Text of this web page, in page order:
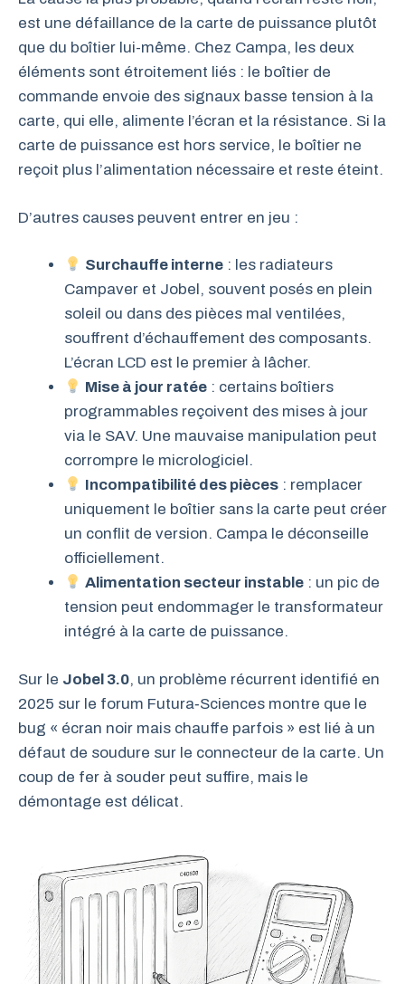
est une défaillance de la carte de puissance plutôt
que du boîtier lui-même. Chez Campa, les deux
éléments sont étroitement liés : le boîtier de
commande envoie des signaux basse tension à la
carte, qui elle, alimente l’écran et la résistance. Si la
carte de puissance est hors service, le boîtier ne
reçoit plus l’alimentation nécessaire et reste éteint.
D’autres causes peuvent entrer en jeu :
Surchauffe interne : les radiateurs
Campaver et Jobel, souvent posés en plein
soleil ou dans des pièces mal ventilées,
souffrent d’échauffement des composants.
L’écran LCD est le premier à lâcher.
Mise à jour ratée : certains boîtiers
programmables reçoivent des mises à jour
via le SAV. Une mauvaise manipulation peut
corrompre le micrologiciel.
Incompatibilité des pièces : remplacer
uniquement le boîtier sans la carte peut créer
un conflit de version. Campa le déconseille
officiellement.
Alimentation secteur instable : un pic de
tension peut endommager le transformateur
intégré à la carte de puissance.
Sur le Jobel 3.0, un problème récurrent identifié en
2025 sur le forum Futura‑Sciences montre que le
bug « écran noir mais chauffe parfois » est lié à un
défaut de soudure sur le connecteur de la carte. Un
coup de fer à souder peut suffire, mais le
démontage est délicat.